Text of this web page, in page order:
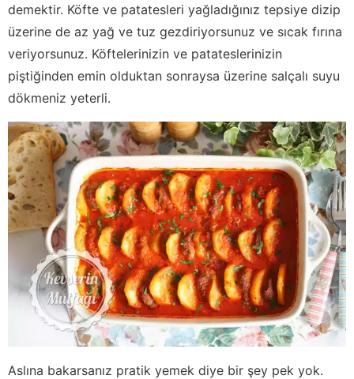
demektir. Köfte ve patatesleri yağladığınız tepsiye dizip
üzerine de az yağ ve tuz gezdiriyorsunuz ve sıcak fırına
veriyorsunuz. Köftelerinizin ve patateslerinizin
piştiğinden emin olduktan sonraysa üzerine salçalı suyu
dökmeniz yeterli.
Aslına bakarsanız pratik yemek diye bir şey pek yok.